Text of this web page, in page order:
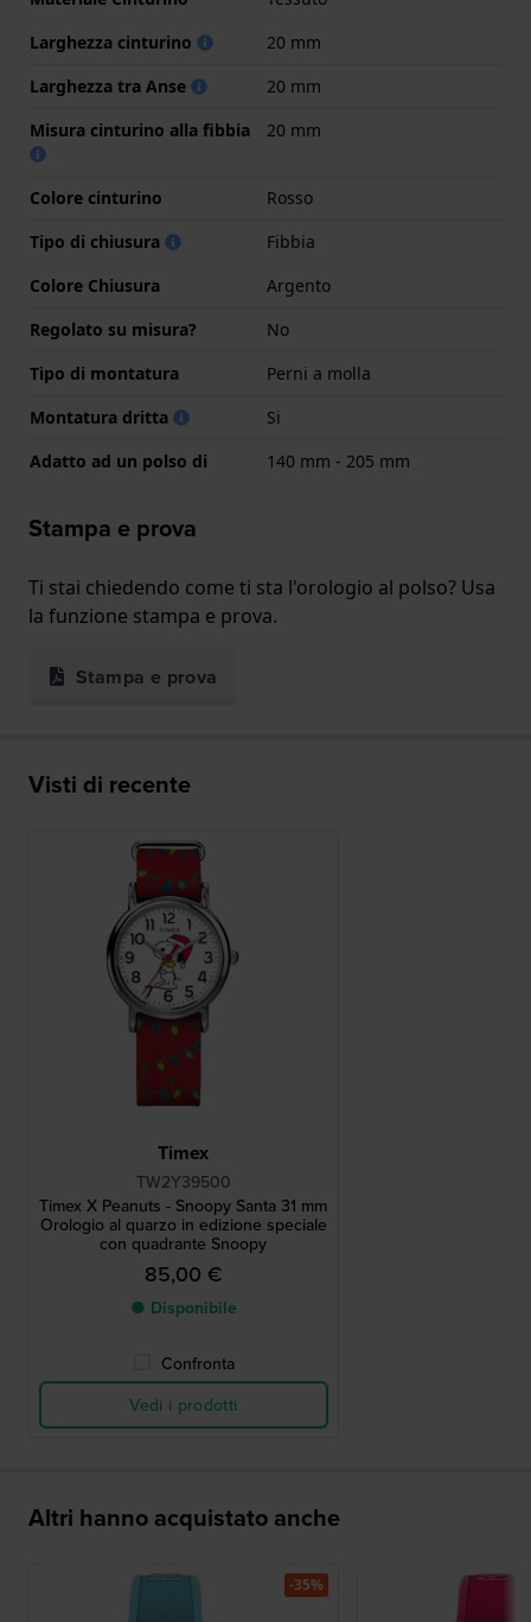
Larghezza cinturino
20 mm
Larghezza tra Anse
20 mm
Misura cinturino alla fibbia
20 mm
Colore cinturino
Rosso
Tipo di chiusura
Fibbia
Colore Chiusura
Argento
Regolato su misura?
No
Tipo di montatura
Perni a molla
Montatura dritta
Si
Adatto ad un polso di
140 mm - 205 mm
Stampa e prova
Ti stai chiedendo come ti sta l'orologio al polso? Usa
la funzione stampa e prova.
Stampa e prova
Visti di recente
Timex
TW2Y39500
Timex X Peanuts - Snoopy Santa 31 mm
Orologio al quarzo in edizione speciale
con quadrante Snoopy
85,00 €
● Disponibile
Confronta
Vedi i prodotti
Altri hanno acquistato anche
-35%